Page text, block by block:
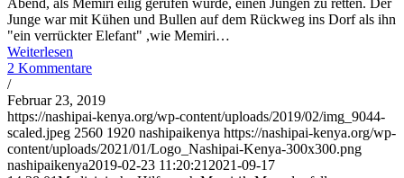
Abend, als Memiri eilig gerufen wurde, einen Jungen zu retten. Der
Junge war mit Kühen und Bullen auf dem Rückweg ins Dorf als ihn
"ein verrückter Elefant" ,wie Memiri…
Weiterlesen
2 Kommentare
/
Februar 23, 2019
https://nashipai-kenya.org/wp-content/uploads/2019/02/img_9044-
scaled.jpeg 2560 1920 nashipaikenya https://nashipai-kenya.org/wp-
content/uploads/2021/01/Logo_Nashipai-Kenya-300x300.png
nashipaikenya2019-02-23 11:20:21 2021-09-17